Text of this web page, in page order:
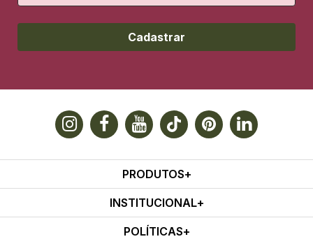
Cadastrar
PRODUTOS
INSTITUCIONAL
POLÍTICAS